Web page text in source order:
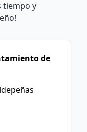
tiempo y
de